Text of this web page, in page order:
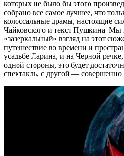
которых не было бы этого
собрано все самое лучшее, что
колоссальные драмы, настоящие
Чайковского и текст Пушкина. Мы
«зазеркальный» взгляд на этот
путешествие во времени и
усадьбе Ларина, и на Черной
одной стороны, это будет
спектакль, с другой —